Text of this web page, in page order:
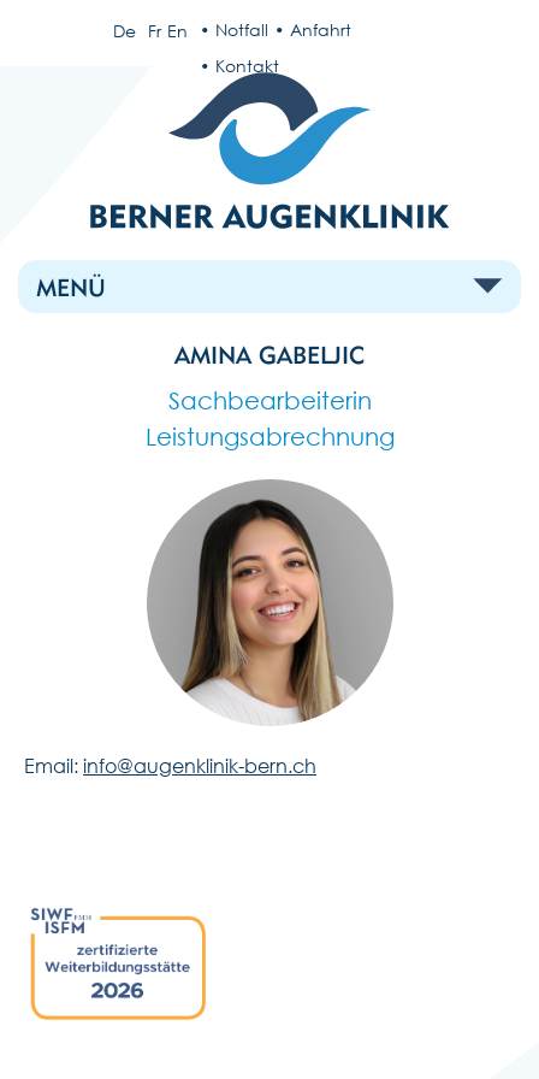
De Fr En Notfall
Anfahrt
Kontakt
MENÜ
AMINA GABELJIC
Sachbearbeiterin
Leistungsabrechnung
Email: info@augenklinik-bern.ch